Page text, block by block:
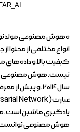
ه هوش مصنوعی مولد
انواع مختلفی از محتوا
کیفیت بالا و داده‌های
یادگیری ماشین است،
هوش مصنوعی توانست